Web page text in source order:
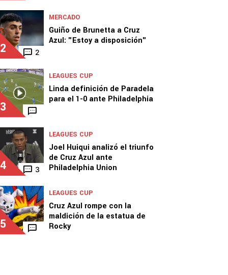
2 2
MERCADO
Guiño de Brunetta a Cruz
Azul: "Estoy a disposición"
3
LEAGUES CUP
Linda definición de Paradela
para el 1-0 ante Philadelphia
4 3
LEAGUES CUP
Joel Huiqui analizó el triunfo
de Cruz Azul ante
Philadelphia Union
5
LEAGUES CUP
Cruz Azul rompe con la
maldición de la estatua de
Rocky